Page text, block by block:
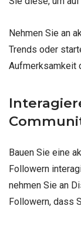
Nehmen Sie an
Trends oder
Aufmerksamkeit
Bauen Sie eine
Followern
nehmen Sie an
Followern, dass